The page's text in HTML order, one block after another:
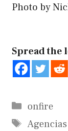
Photo by
Spread the
Categorías
onfire
Etiquetas